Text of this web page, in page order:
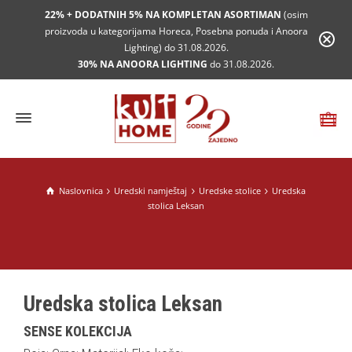
22% + DODATNIH 5% NA KOMPLETAN ASORTIMAN (osim
proizvoda u kategorijama Horeca, Posebna ponuda i Anoora
Lighting) do 31.08.2026.
30% NA ANOORA LIGHTING do 31.08.2026.
Naslovnica Uredski namještaj Uredske stolice
Uredska
stolica Leksan
Uredska stolica Leksan
SENSE KOLEKCIJA